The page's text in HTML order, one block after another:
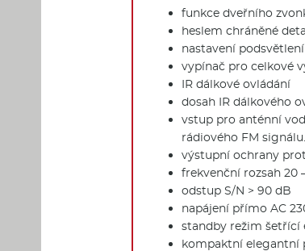
funkce dveřního
heslem chráněné
nastavení
vypínač pro celkové
IR dálkové ovládání
dosah IR dálkového
vstup pro anténní
rádiového FM
výstupní ochrany
frekvenční rozsah 20
odstup S/N > 90 dB
napájení přímo AC
standby režim šetřící
kompaktní elegantní